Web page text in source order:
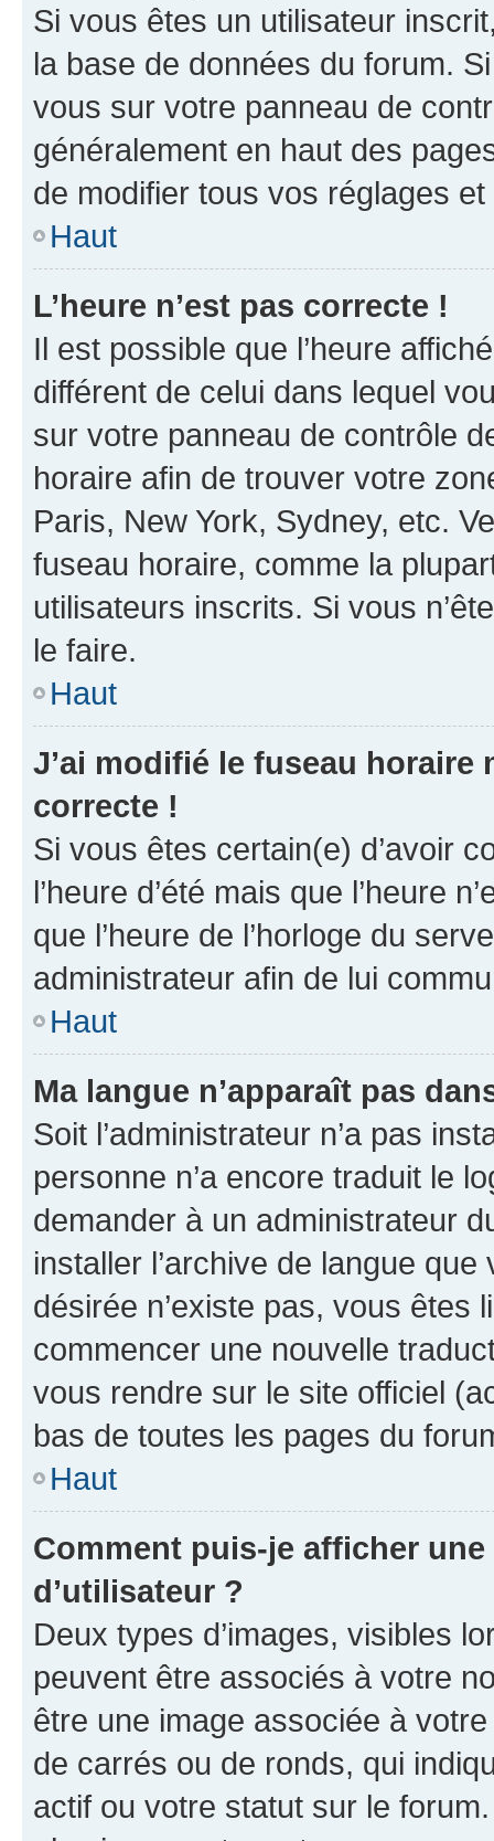
Si vous êtes un utilisateur
la base de données du forum.
vous sur votre panneau de
généralement en haut des
de modifier tous vos réglages
Haut
L’heure n’est pas correcte !
Il est possible que l’heure
différent de celui dans lequel
sur votre panneau de contrôle
horaire afin de trouver votre
Paris, New York, Sydney, etc.
fuseau horaire, comme la
utilisateurs inscrits. Si vous
le faire.
Haut
J’ai modifié le fuseau horaire
correcte !
Si vous êtes certain(e) d’avoir
l’heure d’été mais que l’heure
que l’heure de l’horloge du
administrateur afin de lui
Haut
Ma langue n’apparaît pas
Soit l’administrateur n’a pas
personne n’a encore traduit le
demander à un administrateur
installer l’archive de langue
désirée n’existe pas, vous êtes
commencer une nouvelle
vous rendre sur le site officiel
bas de toutes les pages du
Haut
Comment puis-je afficher
d’utilisateur ?
Deux types d’images, visibles
peuvent être associés à votre
être une image associée à
de carrés ou de ronds, qui
actif ou votre statut sur le